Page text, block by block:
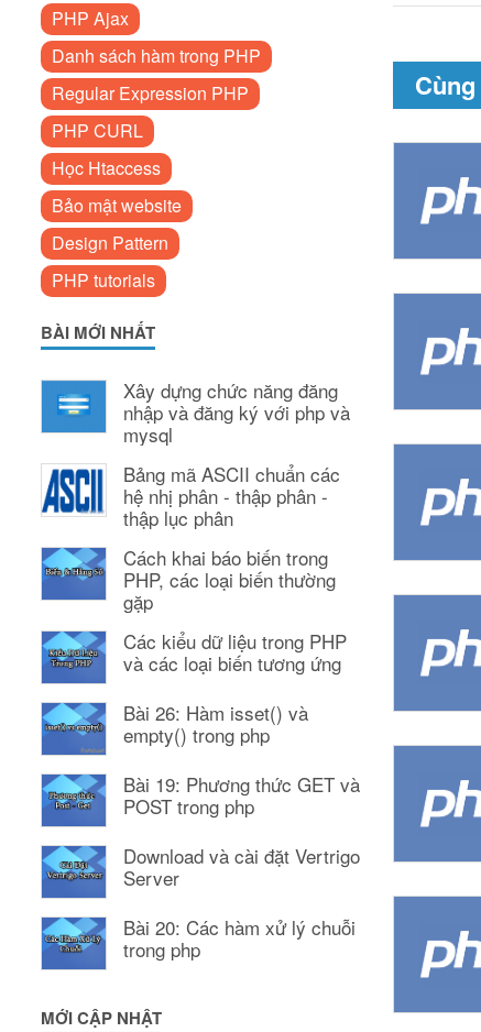
PHP Ajax
Danh sách hàm trong PHP
Regular Expression PHP
PHP CURL
Học Htaccess
Bảo mật website
Design Pattern
PHP tutorials
BÀI MỚI NHẤT
Xây dựng chức năng đăng
nhập và đăng ký với php và
mysql
Bảng mã ASCII chuẩn các
hệ nhị phân - thập phân -
thập lục phân
Cách khai báo biến trong
PHP, các loại biến thường
gặp
Các kiểu dữ liệu trong PHP
và các loại biến tương ứng
Bài 26: Hàm isset() và
empty() trong php
Bài 19: Phương thức GET và
POST trong php
Download và cài đặt Vertrigo
Server
Bài 20: Các hàm xử lý chuỗi
trong php
MỚI CẬP NHẬT